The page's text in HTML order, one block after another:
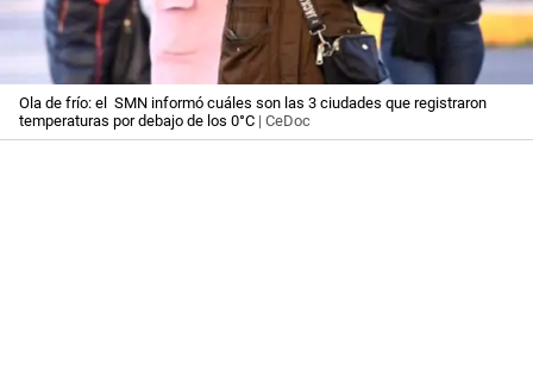
Ola de frío: el SMN informó cuáles son las 3 ciudades que registraron
temperaturas por debajo de los 0°C | CeDoc